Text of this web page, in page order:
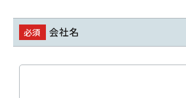
必須 会社名